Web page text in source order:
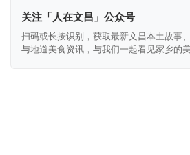
关注「人在文昌」公众号
扫码或长按识别，获取最新文昌本土故事
与地道美食资讯，与我们一起看见家乡的美